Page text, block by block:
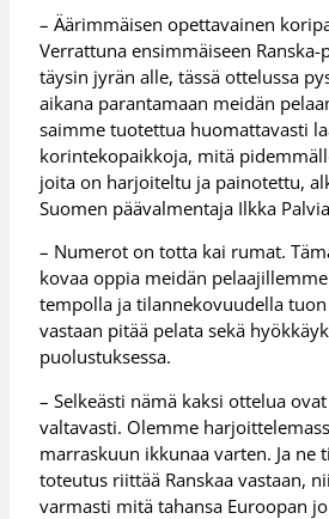
– Äärimmäisen opettavainen
Verrattuna ensimmäiseen
täysin jyrän alle, tässä ottelussa
aikana parantamaan meidän
saimme tuotettua huomattavasti
korintekopaikkoja, mitä
joita on harjoiteltu ja painotettu,
Suomen päävalmentaja Ilkka
– Numerot on totta kai rumat.
kovaa oppia meidän
tempolla ja tilannekovuudella
vastaan pitää pelata sekä
puolustuksessa.
– Selkeästi nämä kaksi ottelua
valtavasti. Olemme
marraskuun ikkunaa varten. Ja ne
toteutus riittää Ranskaa vastaan,
varmasti mitä tahansa Euroopan